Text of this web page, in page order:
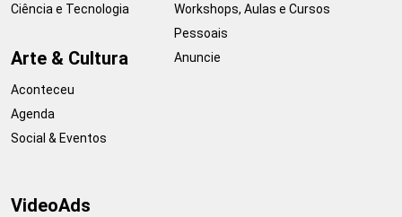
Ciência e Tecnologia
Arte & Cultura
Aconteceu
Agenda
Social & Eventos
Workshops, Aulas e Cursos
Pessoais
Anuncie
VideoAds